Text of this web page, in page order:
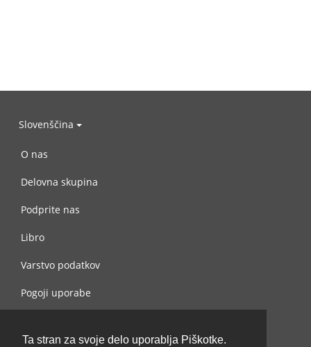
Ta stran za svoje delo uporablja Piškotke.
Slovenščina
O nas
Delovna skupina
Podprite nas
Libro
Varstvo podatkov
Pogoji uporabe